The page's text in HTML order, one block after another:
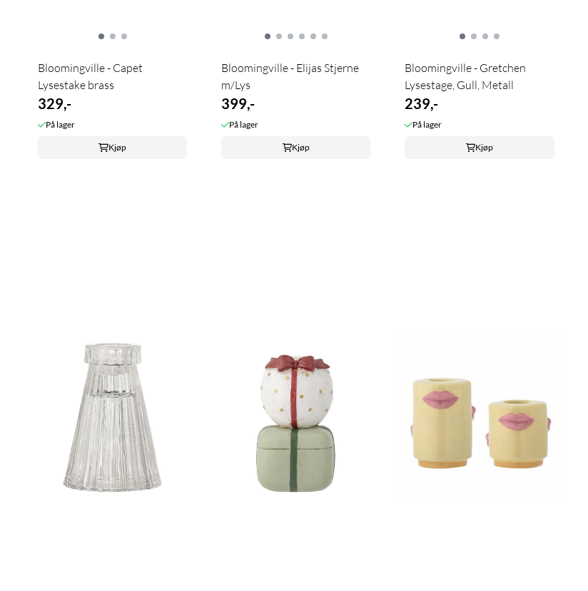
Bloomingville - Capet
Lysestake brass
329,-
På lager
Kjøp
Bloomingville - Elijas Stjerne
m/Lys
399,-
På lager
Kjøp
Bloomingville - Gretchen
Lysestage, Gull, Metall
239,-
På lager
Kjøp